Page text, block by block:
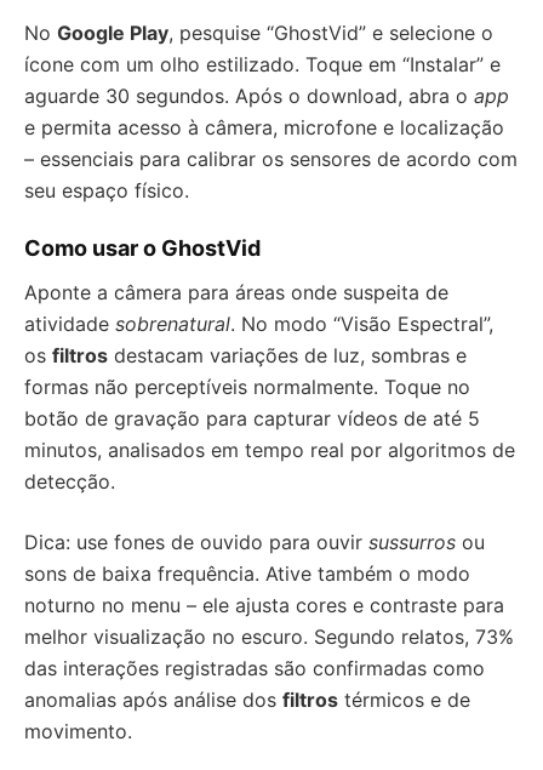
No Google Play, pesquise “GhostVid” e selecione o
ícone com um olho estilizado. Toque em “Instalar” e
aguarde 30 segundos. Após o download, abra o app
e permita acesso à câmera, microfone e localização
– essenciais para calibrar os sensores de acordo com
seu espaço físico.
Como usar o GhostVid
Aponte a câmera para áreas onde suspeita de
atividade sobrenatural. No modo “Visão Espectral”,
os filtros destacam variações de luz, sombras e
formas não perceptíveis normalmente. Toque no
botão de gravação para capturar vídeos de até 5
minutos, analisados em tempo real por algoritmos de
detecção.
Dica: use fones de ouvido para ouvir sussurros ou
sons de baixa frequência. Ative também o modo
noturno no menu – ele ajusta cores e contraste para
melhor visualização no escuro. Segundo relatos, 73%
das interações registradas são confirmadas como
anomalias após análise dos filtros térmicos e de
movimento.